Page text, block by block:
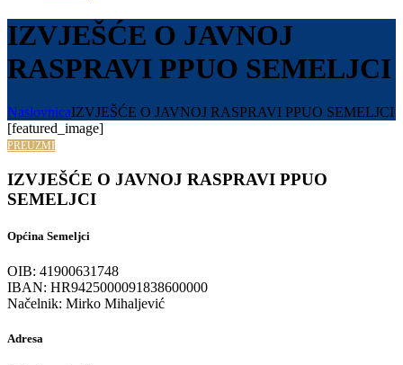
IZVJEŠĆE O JAVNOJ
RASPRAVI PPUO SEMELJCI
NaslovnicaIZVJEŠĆE O JAVNOJ RASPRAVI PPUO SEMELJCI
[featured_image]
PREUZMI
IZVJEŠĆE O JAVNOJ RASPRAVI PPUO
SEMELJCI
Općina Semeljci
OIB: 41900631748
IBAN: HR9425000091838600000
Načelnik: Mirko Mihaljević
Adresa